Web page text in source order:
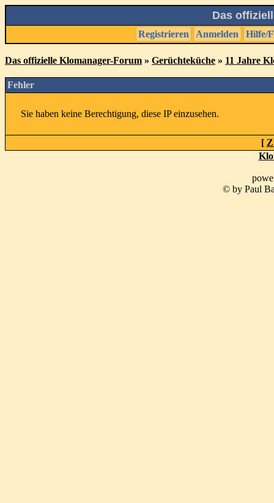
Das
Registrieren Anmelden Hilfe/
Das offizielle Klomanager-Forum » Gerüchteküche » 11 Jahre
Fehler
Sie haben keine Berechtigung, diese IP einzusehen.
[
© by Paul